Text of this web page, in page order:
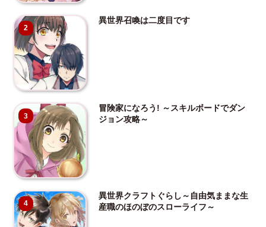
2
異世界召喚は二度目です
3
冒険家になろう! ～スキルボードでダン
ジョン攻略～
4
異世界クラフトぐらし～自由気ままな生
産職のほのぼのスローライフ～